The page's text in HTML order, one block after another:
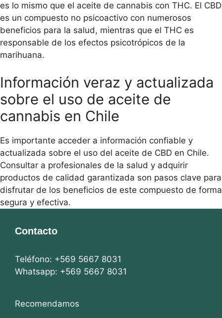
es lo mismo que el aceite de cannabis con THC. El CBD
es un compuesto no psicoactivo con numerosos
beneficios para la salud, mientras que el THC es
responsable de los efectos psicotrópicos de la
marihuana.
Información veraz y actualizada
sobre el uso de aceite de
cannabis en Chile
Es importante acceder a información confiable y
actualizada sobre el uso del aceite de CBD en Chile.
Consultar a profesionales de la salud y adquirir
productos de calidad garantizada son pasos clave para
disfrutar de los beneficios de este compuesto de forma
segura y efectiva.
Contacto
Teléfono: +569 5667 8031
Whatsapp: +569 5667 8031
Recomendamos